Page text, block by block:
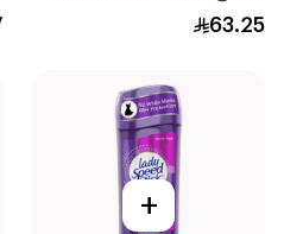
50مل
63.25
+